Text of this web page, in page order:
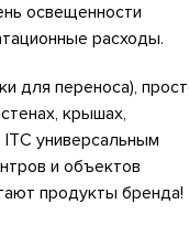
освещенности
расходы.
для переноса),
крышах,
универсальным
и объектов
продукты бренда!